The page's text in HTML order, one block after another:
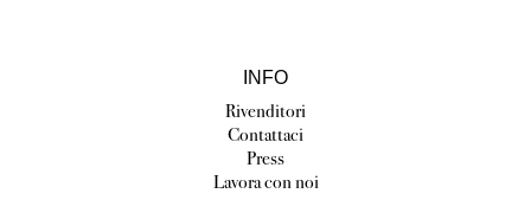
INFO
Rivenditori
Contattaci
Press
Lavora con noi